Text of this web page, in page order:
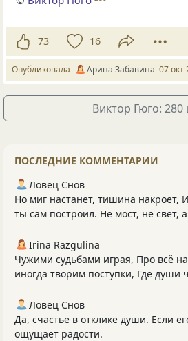
73 16
Опубликовала Арина Забавина 07 окт
Виктор Гюго: 280
ПОСЛЕДНИЕ КОММЕНТАРИИ
Ловец Снов
Но миг настанет, тишина накроет,
ты сам построил. Не мост, не свет,
Irina Razgulina
Чужими судьбами играя, Про всё
иногда творим поступки, Где души
Ловец Снов
Да, счастье в отклике души. Если
ощущает радости.